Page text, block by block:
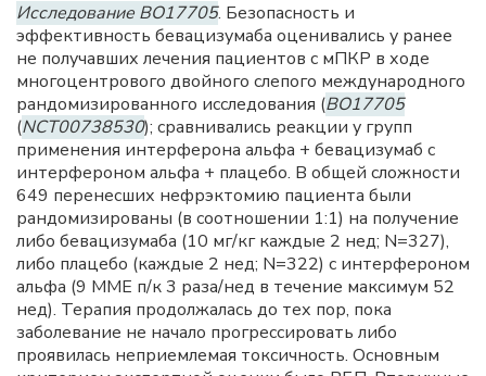
Исследование BO17705. Безопасность и
эффективность бевацизумаба оценивались у ранее
не получавших лечения пациентов с мПКР в ходе
многоцентрового двойного слепого международного
рандомизированного исследования (BO17705
(NCT00738530); сравнивались реакции у групп
применения интерферона альфа + бевацизумаб с
интерфероном альфа + плацебо. В общей сложности
649 перенесших нефрэктомию пациента были
рандомизированы (в соотношении 1:1) на получение
либо бевацизумаба (10 мг/кг каждые 2 нед; N=327),
либо плацебо (каждые 2 нед; N=322) с интерфероном
альфа (9 ММЕ п/к 3 раза/нед в течение максимум 52
нед). Терапия продолжалась до тех пор, пока
заболевание не начало прогрессировать либо
проявилась неприемлемая токсичность. Основным